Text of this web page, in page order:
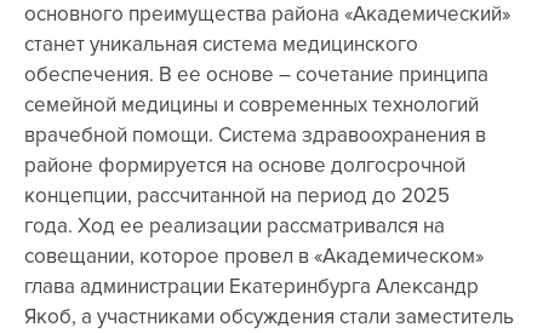
основного преимущества района «Академический»
станет уникальная система медицинского
обеспечения. В ее основе – сочетание принципа
семейной медицины и современных технологий
врачебной помощи. Система здравоохранения в
районе формируется на основе долгосрочной
концепции, рассчитанной на период до 2025
года. Ход ее реализации рассматривался на
совещании, которое провел в «Академическом»
глава администрации Екатеринбурга Александр
Якоб, а участниками обсуждения стали заместитель